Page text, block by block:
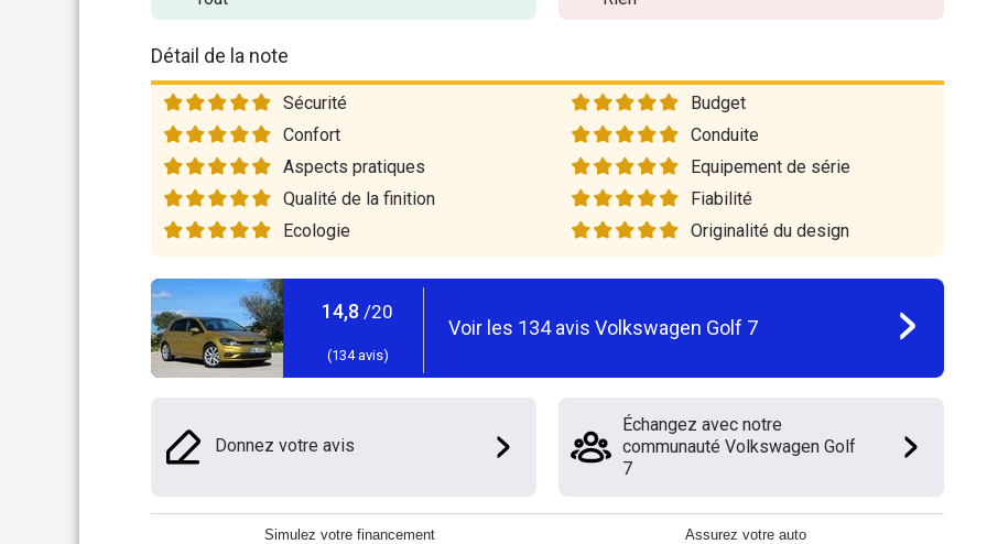
Détail de la note
Sécurité
Budget
Confort
Conduite
Aspects pratiques
Equipement de série
Qualité de la finition
Fiabilité
Ecologie
Originalité du design
14,8 /20
(134avis)
Voir les 134avis Volkswagen Golf 7
Donnez votre avis
Échangez avec notre
communauté Volkswagen Golf
7
Simulez votre financement Assurez votre auto